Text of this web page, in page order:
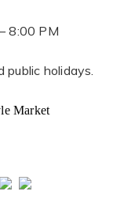
8:00 PM
public holidays.
Market